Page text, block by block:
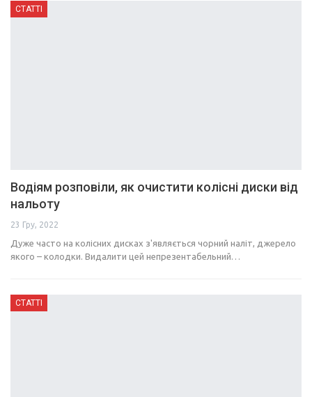
СТАТТІ
Водіям розповіли, як очистити колісні диски від
нальоту
23 Гру, 2022
Дуже часто на колісних дисках з'являється чорний наліт, джерело
якого – колодки. Видалити цей непрезентабельний…
СТАТТІ